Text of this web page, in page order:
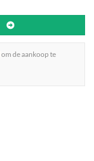
om de aankoop te